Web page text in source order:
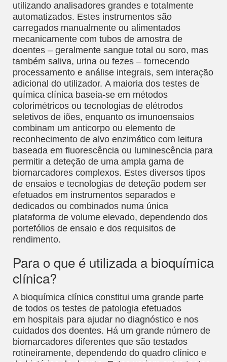
utilizando analisadores grandes e totalmente
automatizados. Estes instrumentos são
carregados manualmente ou alimentados
mecanicamente com tubos de amostra de
doentes – geralmente sangue total ou soro, mas
também saliva, urina ou fezes – fornecendo
processamento e análise integrais, sem interação
adicional do utilizador. A maioria dos testes de
química clínica baseia-se em métodos
colorimétricos ou tecnologias de elétrodos
seletivos de iões, enquanto os imunoensaios
combinam um anticorpo ou elemento de
reconhecimento de alvo enzimático com leitura
baseada em fluorescência ou luminescência para
permitir a deteção de uma ampla gama de
biomarcadores complexos. Estes diversos tipos
de ensaios e tecnologias de deteção podem ser
efetuados em instrumentos separados e
dedicados ou combinados numa única
plataforma de volume elevado, dependendo dos
portefólios de ensaio e dos requisitos de
rendimento.
Para o que é utilizada a bioquímica
clínica?
A bioquímica clínica constitui uma grande parte
de todos os testes de patologia efetuados
em hospitais para ajudar no diagnóstico e nos
cuidados dos doentes. Há um grande número de
biomarcadores diferentes que são testados
rotineiramente, dependendo do quadro clínico e